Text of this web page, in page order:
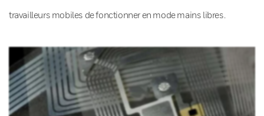
travailleurs mobiles de fonctionner en mode mains libres.